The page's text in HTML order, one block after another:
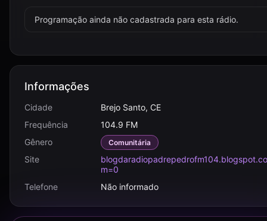
Programação ainda não cadastrada para esta rádio.
Informações
Cidade
Brejo Santo, CE
Frequência
104.9 FM
Gênero
Comunitária
Site
m=0
Telefone
Não informado